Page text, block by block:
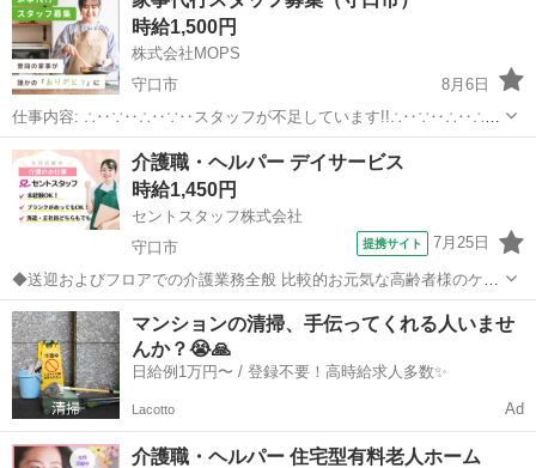
時給1,500円
株式会社MOPS
守口市
8月6日
仕事内容: ∴‥∵‥∴‥∵‥スタッフが不足しています!!∴‥∵‥∴‥∴‥
∵ 現在、お客様から多数のご依頼をいただいておりスタッフが不足し
ています 大手の家事代行で仕事が入らなくなったという方はぜひ！ カ
ジママ（ ht...
大阪 守口市 ホームヘルパー スタッフ
介護職・ヘルパー デイサービス
時給1,450円
セントスタッフ株式会社
守口市
提携サイト 7月25日
◆送迎およびフロアでの介護業務全般 比較的お元気な高齢者様のケア
をお願いします。 【主な業務内容】 ・利用者の送迎 ・フロア内の移
動介助 ・運動の指導(補助) ・入浴・トイレ介助(必要に応じて) ・タブ
レットによる記録入力...
大阪 守口市
マンションの清掃、手伝ってくれる人いませ
んか？😭🙏
日給例1万円〜 / 登録不要！高時給求人多数✨
Lacotto Ad
介護職・ヘルパー 住宅型有料老人ホーム